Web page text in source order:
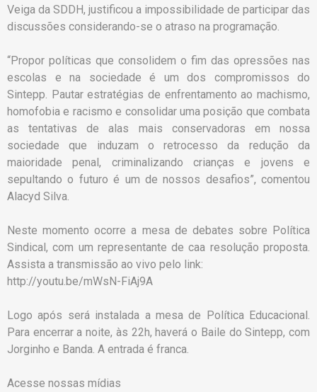
Veiga da SDDH, justificou a impossibilidade de participar das
discussões considerando-se o atraso na programação.
“Propor políticas que consolidem o fim das opressões nas
escolas e na sociedade é um dos compromissos do
Sintepp. Pautar estratégias de enfrentamento ao machismo,
homofobia e racismo e consolidar uma posição que combata
as tentativas de alas mais conservadoras em nossa
sociedade que induzam o retrocesso da redução da
maioridade penal, criminalizando crianças e jovens e
sepultando o futuro é um de nossos desafios”, comentou
Alacyd Silva.
Neste momento ocorre a mesa de debates sobre Política
Sindical, com um representante de caa resolução proposta.
Assista a transmissão ao vivo pelo link:
http://youtu.be/mWsN-FiAj9A
Logo após será instalada a mesa de Política Educacional.
Para encerrar a noite, às 22h, haverá o Baile do Sintepp, com
Jorginho e Banda. A entrada é franca.
Acesse nossas mídias